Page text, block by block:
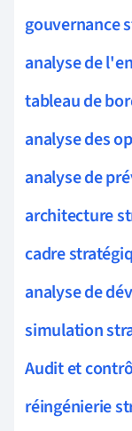
gouvernance
analyse de
tableau de
analyse des
analyse de
architecture
cadre
analyse de
simulation
Audit et
réingénierie